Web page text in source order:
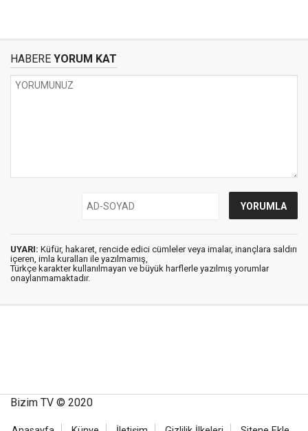
HABERE YORUM KAT
UYARI: Küfür, hakaret, rencide edici cümleler veya imalar, inançlara saldırı
içeren, imla kuralları ile yazılmamış,
Türkçe karakter kullanılmayan ve büyük harflerle yazılmış yorumlar
onaylanmamaktadır.
Bizim TV © 2020